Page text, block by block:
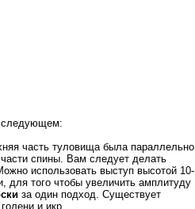
следующем:
часть туловища была параллельно
спины. Вам следует делать
использовать выступ высотой 10-
для того чтобы увеличить амплитуду
за один подход. Существует
и икр.